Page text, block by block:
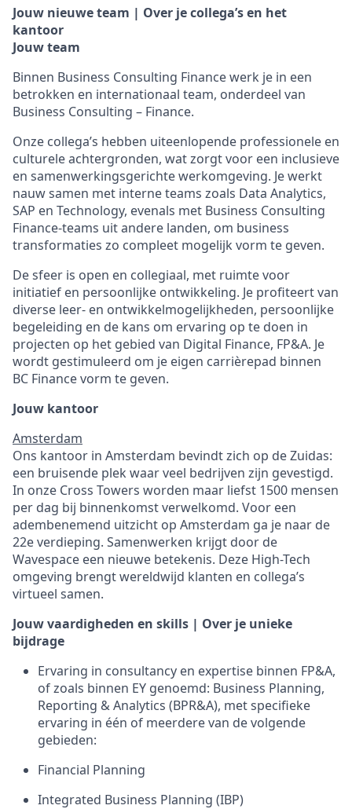
Jouw nieuwe team | Over je collega’s en het
kantoor
Jouw team
Binnen Business Consulting Finance werk je in een
betrokken en internationaal team, onderdeel van
Business Consulting – Finance.
Onze collega’s hebben uiteenlopende professionele en
culturele achtergronden, wat zorgt voor een inclusieve
en samenwerkingsgerichte werkomgeving. Je werkt
nauw samen met interne teams zoals Data Analytics,
SAP en Technology, evenals met Business Consulting
Finance-teams uit andere landen, om business
transformaties zo compleet mogelijk vorm te geven.
De sfeer is open en collegiaal, met ruimte voor
initiatief en persoonlijke ontwikkeling. Je profiteert van
diverse leer- en ontwikkelmogelijkheden, persoonlijke
begeleiding en de kans om ervaring op te doen in
projecten op het gebied van Digital Finance, FP&A. Je
wordt gestimuleerd om je eigen carrièrepad binnen
BC Finance vorm te geven.
Jouw kantoor
Amsterdam
Ons kantoor in Amsterdam bevindt zich op de Zuidas:
een bruisende plek waar veel bedrijven zijn gevestigd.
In onze Cross Towers worden maar liefst 1500 mensen
per dag bij binnenkomst verwelkomd. Voor een
adembenemend uitzicht op Amsterdam ga je naar de
22e verdieping. Samenwerken krijgt door de
Wavespace een nieuwe betekenis. Deze High-Tech
omgeving brengt wereldwijd klanten en collega’s
virtueel samen.
Jouw vaardigheden en skills | Over je unieke
bijdrage
Ervaring in consultancy en expertise binnen FP&A,
of zoals binnen EY genoemd: Business Planning,
Reporting & Analytics (BPR&A), met specifieke
ervaring in één of meerdere van de volgende
gebieden:
Financial Planning
Integrated Business Planning (IBP)